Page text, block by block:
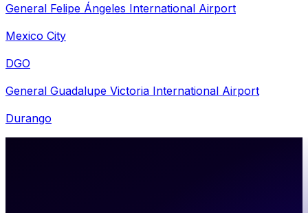
General Felipe Ángeles International Airport
Mexico City
DGO
General Guadalupe Victoria International Airport
Durango